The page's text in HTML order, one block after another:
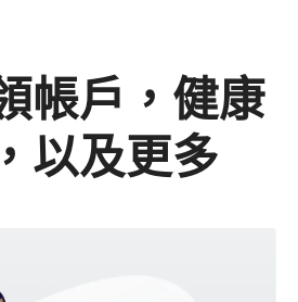
帳戶，健康
以及更多